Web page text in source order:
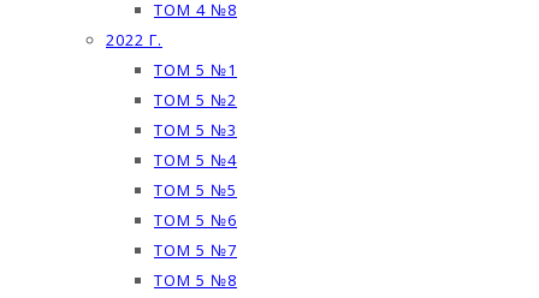
ТОМ 4 №8
2022 Г.
ТОМ 5 №1
ТОМ 5 №2
ТОМ 5 №3
ТОМ 5 №4
ТОМ 5 №5
ТОМ 5 №6
ТОМ 5 №7
ТОМ 5 №8